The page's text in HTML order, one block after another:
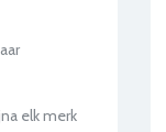
elk merk